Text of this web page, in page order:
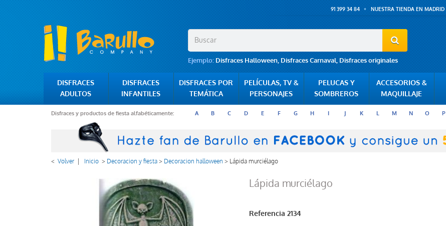
91 399 34 84 NUESTRA TIENDA EN MADRID
Ejemplo: Disfraces Halloween, Disfraces Carnaval, Disfraces originales
DISFRACES
ADULTOS
DISFRACES
INFANTILES
DISFRACES POR
TEMÁTICA
PELÍCULAS, TV &
PERSONAJES
PELUCAS Y
SOMBREROS
ACCESORIOS &
MAQUILLAJE
Disfraces y productos de fiesta alfabéticamente: A B C D E F G H I J K L M N O P
< Volver Inicio > Decoracion y fiesta> Decoracion halloween > Lápida murciélago
Lápida murciélago
Referencia 2134